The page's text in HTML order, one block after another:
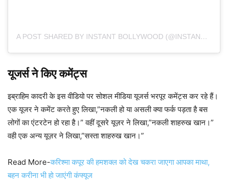
A POST SHARED BY INSTANT BOLLYWOOD (@INSTANTBOLLYWOOD)
यूजर्स ने किए कमेंट्स
इब्राहिम कादरी के इस वीडियो पर सोशल मीडिया यूजर्स भरपूर कमेंट्स कर रहे हैं।
एक यूजर ने कमेंट करते हुए लिखा,”नकली हो या असली क्या फर्क पड़ता है बस
लोगों का एंटरटेन हो रहा है।” वहीं दूसरे यूज़र ने लिखा,”नकली शाहरुख खान।”
वही एक अन्य यूज़र ने लिखा,”सस्ता शाहरुख खान।”
Read More-करिश्मा कपूर की हमशक्ल को देख चकरा जाएगा आपका माथा,
बहन करीना भी हो जाएंगी कंफ्यूज